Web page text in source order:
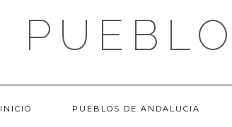
INICIO PUEBLOS DE ANDALUCIA